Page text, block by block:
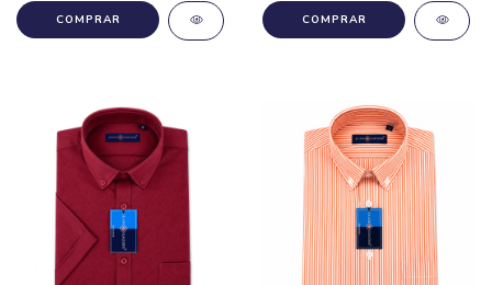
COMPRAR COMPRAR